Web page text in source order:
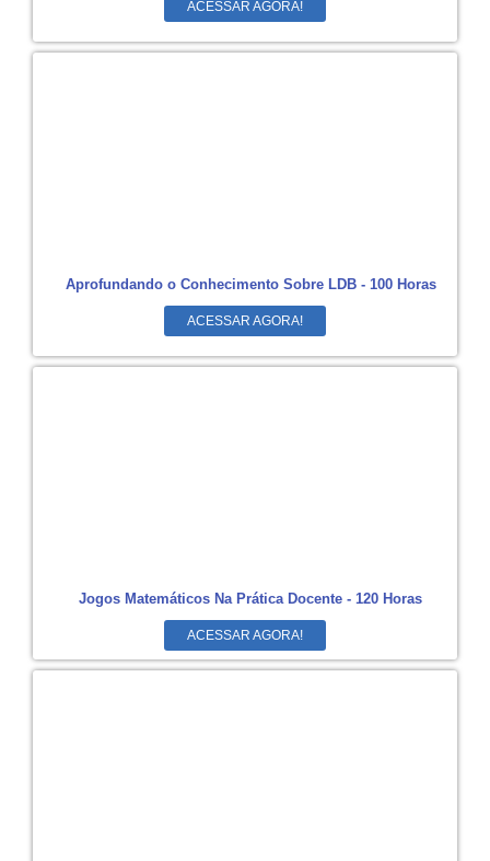
ACESSAR AGORA!
Aprofundando o Conhecimento Sobre LDB - 100 Horas
ACESSAR AGORA!
Jogos Matemáticos Na Prática Docente - 120 Horas
ACESSAR AGORA!